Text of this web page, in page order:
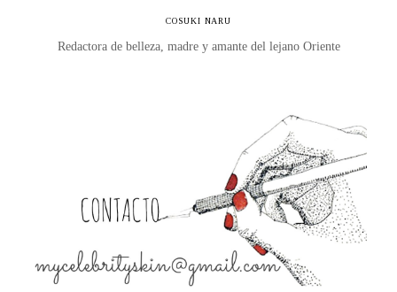
COSUKI NARU
Redactora de belleza, madre y amante del lejano Oriente